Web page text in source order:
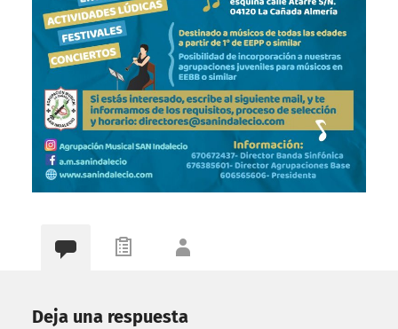
Deja una respuesta